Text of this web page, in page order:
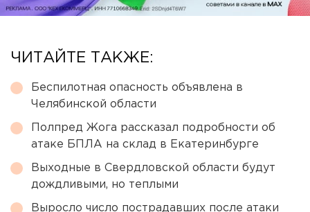
ЧИТАЙТЕ ТАКЖЕ:
Беспилотная опасность объявлена в
Челябинской области
Полпред Жога рассказал подробности об
атаке БПЛА на склад в Екатеринбурге
Выходные в Свердловской области будут
дождливыми, но теплыми
Выросло число пострадавших после атаки